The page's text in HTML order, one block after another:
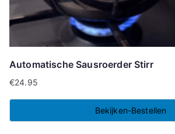
Automatische Sausroerder Stirr
€24.95
Bekijken-Bestellen